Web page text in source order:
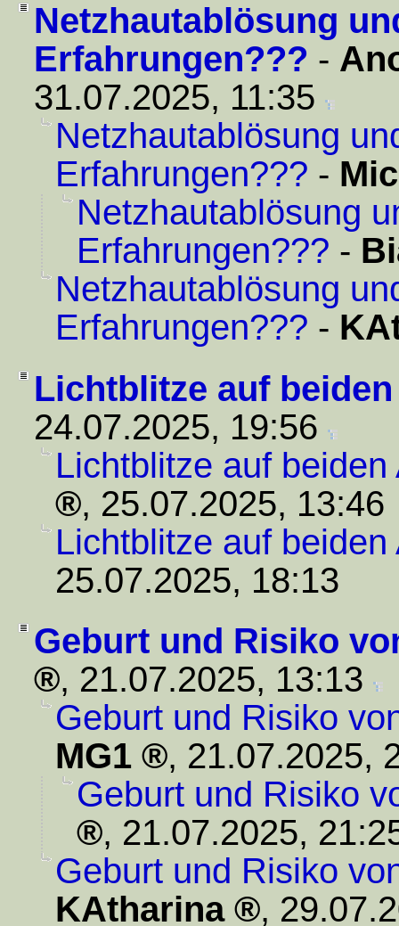
Netzhautablösung
Erfahrungen??? -
31.07.2025, 11:35
Netzhautablösung
Erfahrungen??? -
Netzhautablösung
Erfahrungen??? -
Netzhautablösung
Erfahrungen??? -
Lichtblitze auf
24.07.2025, 19:56
Lichtblitze auf beiden
, 25.07.2025, 13:46
Lichtblitze auf beiden
25.07.2025, 18:13
Geburt und Risiko
, 21.07.2025, 13:13
Geburt und Risiko
MG1
, 21.07.2025,
Geburt und Risiko
, 21.07.2025,
Geburt und Risiko
KAtharina
,